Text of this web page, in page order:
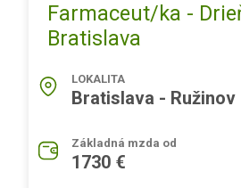
Farmaceut/ka -
Bratislava
LOKALITA
Bratislava - Ružinov
Základná mzda od
1730 €